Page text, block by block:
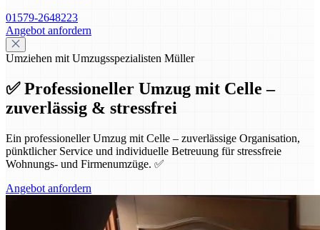
01579-2648223
Angebot anfordern
Umziehen mit Umzugsspezialisten Müller
✅ Professioneller Umzug mit Celle –
zuverlässig & stressfrei
Ein professioneller Umzug mit Celle – zuverlässige Organisation,
pünktlicher Service und individuelle Betreuung für stressfreie
Wohnungs- und Firmenumzüge. ✅
Angebot anfordern